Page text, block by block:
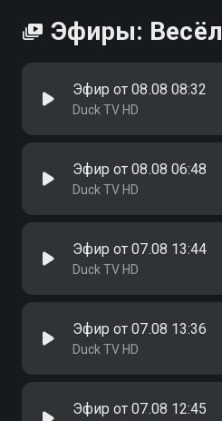
Эфиры:
Эфир от 08.08 08:32
Duck TV HD
Эфир от 08.08 06:48
Duck TV HD
Эфир от 07.08 13:44
Duck TV HD
Эфир от 07.08 13:36
Duck TV HD
Эфир от 07.08 12:45